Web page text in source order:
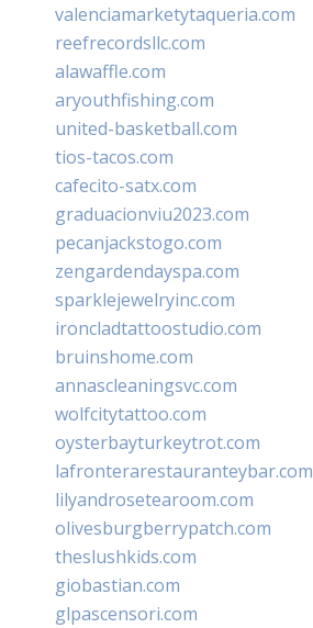
valenciamarketytaqueria.com
reefrecordsllc.com
alawaffle.com
aryouthfishing.com
united-basketball.com
tios-tacos.com
cafecito-satx.com
graduacionviu2023.com
pecanjackstogo.com
zengardendayspa.com
sparklejewelryinc.com
ironcladtattoostudio.com
bruinshome.com
annascleaningsvc.com
wolfcitytattoo.com
oysterbayturkeytrot.com
lafronterarestauranteybar.com
lilyandrosetearoom.com
olivesburgberrypatch.com
theslushkids.com
giobastian.com
glpascensori.com